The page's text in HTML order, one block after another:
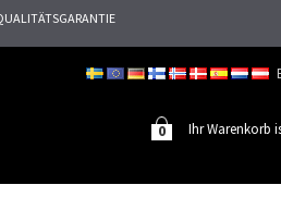
Ihr Warenkorb
0